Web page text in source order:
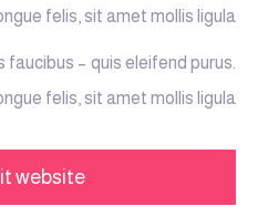
felis, sit amet mollis ligula.
– quis eleifend purus.
felis, sit amet mollis ligula.
website